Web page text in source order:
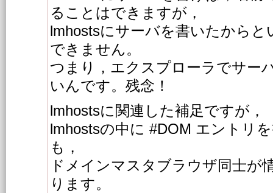
ることはできますが，
lmhostsにサーバを書いたから
できません。
つまり，エクスプローラでサー
いんです。残念！
lmhostsに関連した補足ですが，
lmhostsの中に #DOM エントリ
も，
ドメインマスタブラウザ同士が
ります。